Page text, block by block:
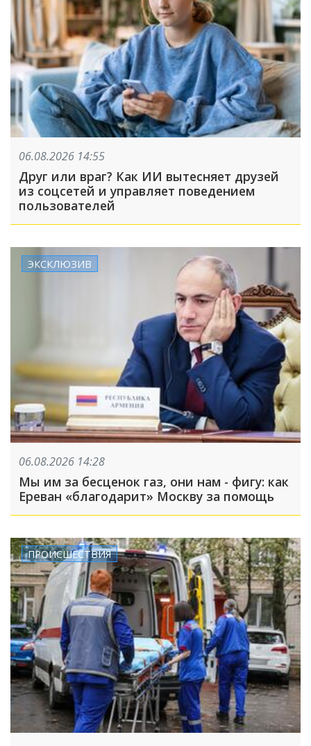
06.08.2026 14:55
Друг или враг? Как ИИ вытесняет друзей
из соцсетей и управляет поведением
пользователей
ЭКСКЛЮЗИВ
06.08.2026 14:28
Мы им за бесценок газ, они нам - фигу: как
Ереван «благодарит» Москву за помощь
ПРОИСШЕСТВИЯ